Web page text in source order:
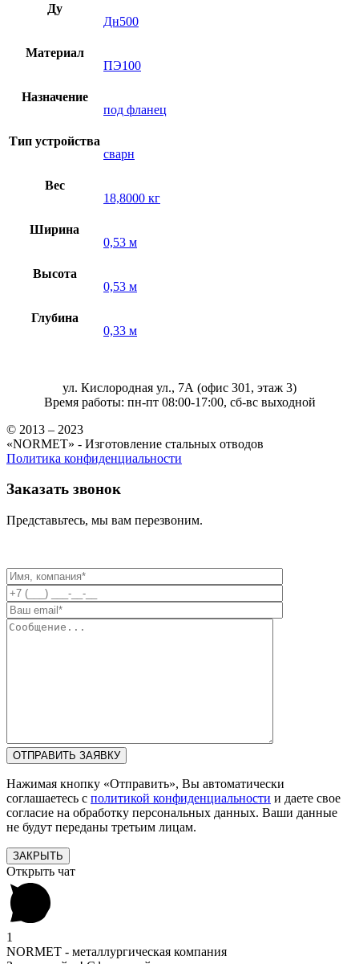
Ду
Дн500
Материал
ПЭ100
Назначение
под фланец
Тип устройства
сварн
Вес
18,8000 кг
Ширина
0,53 м
Высота
0,53 м
Глубина
0,33 м
ул. Кислородная ул., 7А (офис 301, этаж 3)
Время работы: пн-пт 08:00-17:00, сб-вс выходной
© 2013 – 2023
«NORMET» - Изготовление стальных отводов
Политика конфиденциальности
Заказать звонок
Представьтесь, мы вам перезвоним.
Нажимая кнопку «Отправить», Вы автоматически
соглашаетесь с политикой конфиденциальности и даете свое
согласие на обработку персональных данных. Ваши данные
не будут переданы третьим лицам.
ЗАКРЫТЬ
Открыть чат
1
NORMET - металлургическая компания